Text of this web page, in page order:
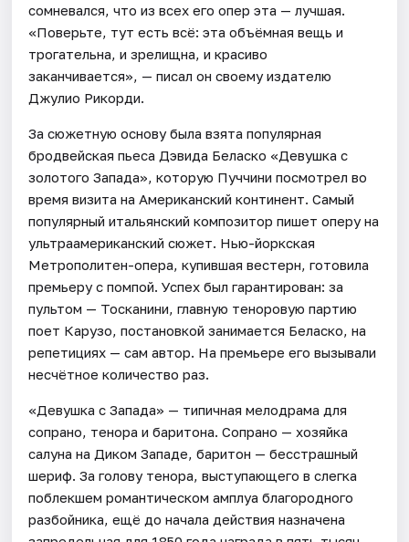
сомневался, что из всех его опер эта — лучшая.
«Поверьте, тут есть всё: эта объёмная вещь и
трогательна, и зрелищна, и красиво
заканчивается», — писал он своему издателю
Джулио Рикорди.
За сюжетную основу была взята популярная
бродвейская пьеса Дэвида Беласко «Девушка с
золотого Запада», которую Пуччини посмотрел во
время визита на Американский континент. Самый
популярный итальянский композитор пишет оперу на
ультраамериканский сюжет. Нью-йоркская
Метрополитен-опера, купившая вестерн, готовила
премьеру с помпой. Успех был гарантирован: за
пультом — Тосканини, главную теноровую партию
поет Карузо, постановкой занимается Беласко, на
репетициях — сам автор. На премьере его вызывали
несчётное количество раз.
«Девушка с Запада» — типичная мелодрама для
сопрано, тенора и баритона. Сопрано — хозяйка
салуна на Диком Западе, баритон — бесстрашный
шериф. За голову тенора, выступающего в слегка
поблекшем романтическом амплуа благородного
разбойника, ещё до начала действия назначена